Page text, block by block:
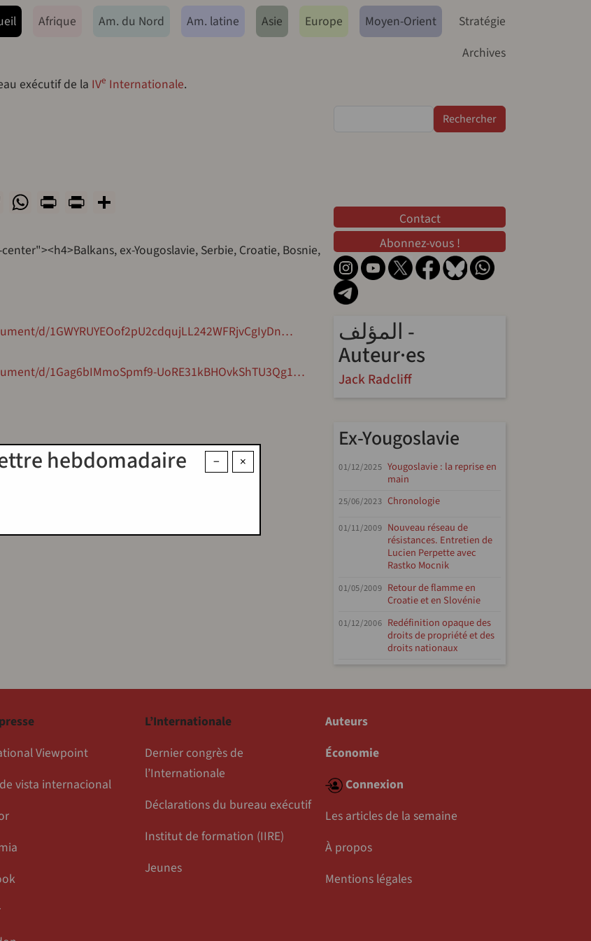
Afrique Am. du Nord Am. latine Asie Europe Moyen-Orient
Stratégie
Archives
exécutif de la IVe Internationale.
Bluesky
WhatsApp
PrintPrintFriendly
ex-Yougoslavie, Serbie, Croatie, Bosnie,
d/1GWYRUYEOof2pU2cdqujLL242WFRjvCgIyDn…
d/1Gag6bIMmoSpmf9-UoRE31kBHOvkShTU3Qg1…
×
−
hebdomadaire
Contact
Abonnez-vous !
المؤلف -
Auteur·es
Jack Radcliff
Ex-Yougoslavie
01/12/2025 Yougoslavie : la reprise en
main
25/06/2023 Chronologie
01/11/2009 Nouveau réseau de
résistances. Entretien de
Lucien Perpette avec
Rastko Mocnik
01/05/2009 Retour de flamme en
Croatie et en Slovénie
01/12/2006 Redéfinition opaque des
droits de propriété et des
droits nationaux
Viewpoint
vista internacional
L’Internationale
Dernier congrès de
l’Internationale
Déclarations du bureau exécutif
Institut de formation (IIRE)
Jeunes
Auteurs
Économie
Connexion
Les articles de la semaine
À propos
Mentions légales